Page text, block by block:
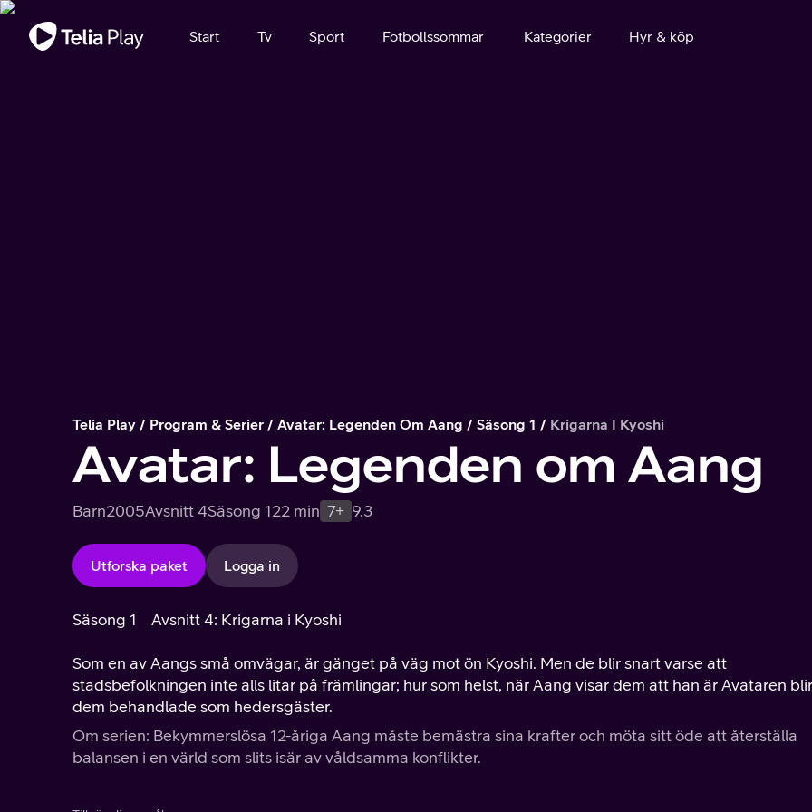
Viktigt meddelande
Start Tv Sport Fotbollssommar Kategorier Hyr & köp
Telia Play Program & Serier Avatar: Legenden Om Aang Säsong 1 Krigarna I Kyoshi
Avatar: Legenden om Aang
Barn2005Avsnitt 4Säsong 122 min 7+ 9.3
Utforska paket Logga in
Säsong 1 Avsnitt 4: Krigarna i Kyoshi
Som en av Aangs små omvägar, är gänget på väg mot ön Kyoshi. Men de blir snart varse att
stadsbefolkningen inte alls litar på främlingar; hur som helst, när Aang visar dem att han är Avataren blir
dem behandlade som hedersgäster.
Om serien: Bekymmerslösa 12-åriga Aang måste bemästra sina krafter och möta sitt öde att återställa
balansen i en värld som slits isär av våldsamma konflikter.